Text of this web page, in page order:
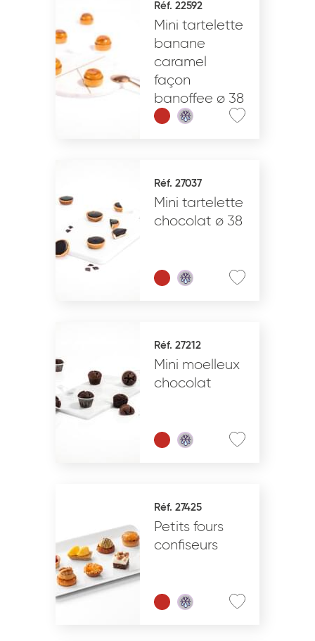
Réf. 22592
Mini tartelette
banane
caramel
façon
banoffee ø 38
Réf. 27037
Mini tartelette
chocolat ø 38
Réf. 27212
Mini moelleux
chocolat
Réf. 27425
Petits fours
confiseurs